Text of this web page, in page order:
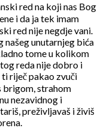
red na koji nas Bog
i da ja tek imam
red nije negdje vani.
našeg unutarnjeg bića
tome u kolikom
reda nije dobro i
riječ pakao zvuči
brigom, strahom
nezavidnog i
preživljavaš i živiš